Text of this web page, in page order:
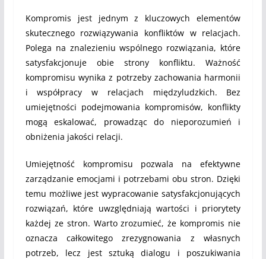
Kompromis jest jednym z kluczowych elementów
skutecznego rozwiązywania konfliktów w relacjach.
Polega na znalezieniu wspólnego rozwiązania, które
satysfakcjonuje obie strony konfliktu. Ważność
kompromisu wynika z potrzeby zachowania harmonii
i współpracy w relacjach międzyludzkich. Bez
umiejętności podejmowania kompromisów, konflikty
mogą eskalować, prowadząc do nieporozumień i
obniżenia jakości relacji.
Umiejętność kompromisu pozwala na efektywne
zarządzanie emocjami i potrzebami obu stron. Dzięki
temu możliwe jest wypracowanie satysfakcjonujących
rozwiązań, które uwzględniają wartości i priorytety
każdej ze stron. Warto zrozumieć, że kompromis nie
oznacza całkowitego zrezygnowania z własnych
potrzeb, lecz jest sztuką dialogu i poszukiwania